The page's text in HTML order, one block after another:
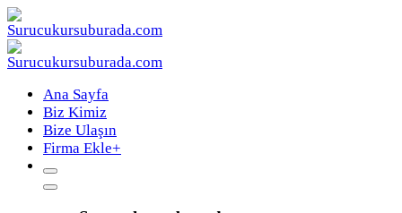
Ana Sayfa
Biz Kimiz
Bize Ulaşın
Firma Ekle+